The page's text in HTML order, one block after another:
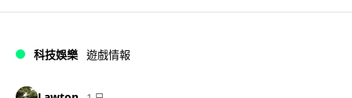
科技娛樂 遊戲情報